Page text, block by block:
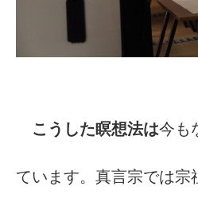
こうした瞑想法は今も
ています。真言宗では